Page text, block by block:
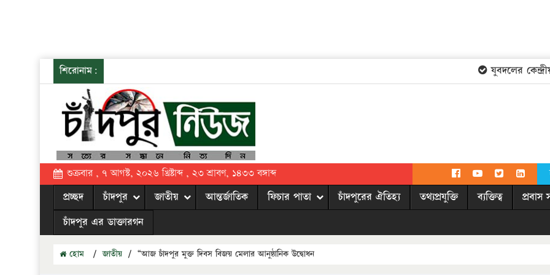
শিরোনাম: যুবদলের কেন্দ্রীয়
শুক্রবার , ৭ আগস্ট, ২০২৬ খ্রিষ্টাব্দ , ২৩ শ্রাবণ, ১৪৩৩ বঙ্গাব্দ
প্রচ্ছদ চাঁদপুর জাতীয় আন্তর্জাতিক ফিচার পাতা চাঁদপুরের ঐতিহ্য তথ্যপ্রযুক্তি ব্যক্তিত্ব প্রবাস
চাঁদপুর এর ডাক্তারগন
হোম / জাতীয় / “আজ চাঁদপুর মুক্ত দিবস বিজয় মেলার আনুষ্ঠানিক উদ্বোধন